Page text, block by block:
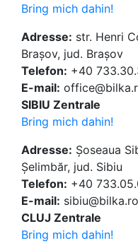
Bring mich dahin!
Adresse: str. Henri
Brașov, jud. Brașov
Telefon: +40
E-mail:
SIBIU Zentrale
Bring mich dahin!
Adresse: Șoseaua
Șelimbăr, jud. Sibiu
Telefon: +40
E-mail: sibiu@bilka.ro
CLUJ Zentrale
Bring mich dahin!